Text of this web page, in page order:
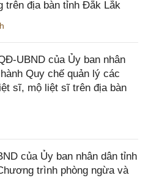
trên địa bàn tỉnh Đắk Lắk
UBND của Ủy ban nhân
Quy chế quản lý các
sĩ, mộ liệt sĩ trên địa bàn
của Ủy ban nhân dân tỉnh
trình phòng ngừa và